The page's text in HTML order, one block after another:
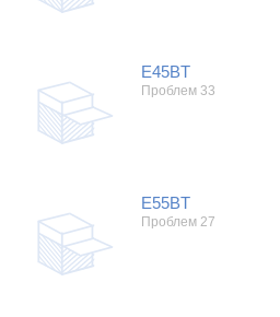
E45BT
Проблем 33
E55BT
Проблем 27